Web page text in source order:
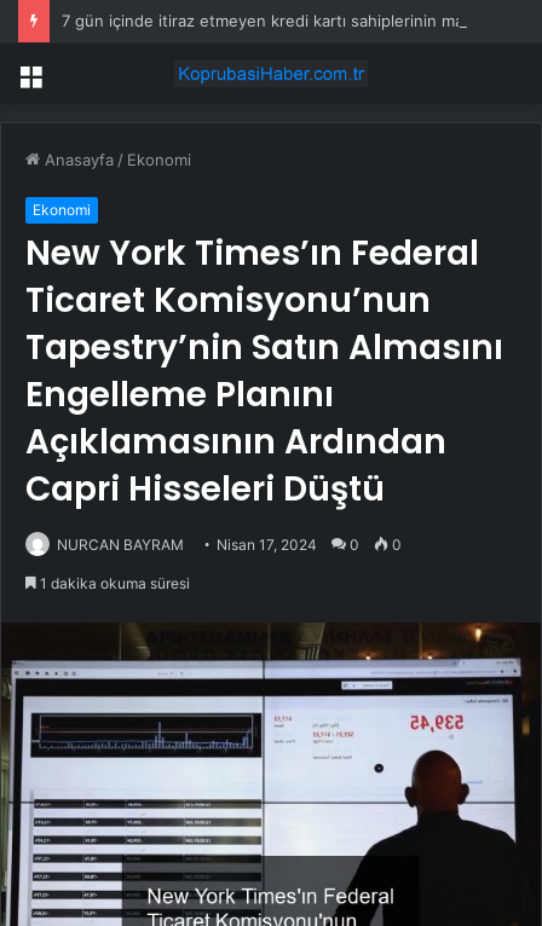
Menü
Anasayfa / Ekonomi
Ekonomi
New York Times’ın Federal
Ticaret Komisyonu’nun
Tapestry’nin Satın Almasını
Engelleme Planını
Açıklamasının Ardından
Capri Hisseleri Düştü
NURCAN BAYRAM Nisan 17, 2024 0 0
1 dakika okuma süresi